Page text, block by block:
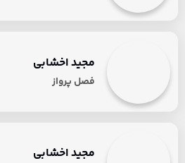
مجید اخشابی
فصل پرواز
مجید اخشابی